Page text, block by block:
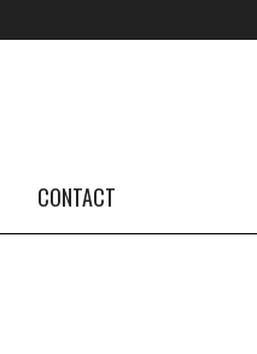
CONTACT
FOLLOW US #TBA
INSTAGRAM FEED